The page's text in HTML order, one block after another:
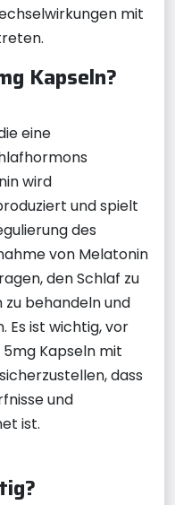
mit
Kapseln?
eine
wird
und spielt
des
von Melatonin
den Schlaf zu
behandeln und
Es ist wichtig, vor
Kapseln mit
dass
und
ist.